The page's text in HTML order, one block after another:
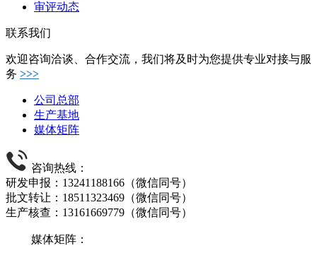
审评动态
联系我们
欢迎咨询洽谈、合作交流，我们将及时为您提供专业对接与服
务 >>>
公司总部
生产基地
媒体矩阵
咨询热线：
研发申报：13241188166（微信同号）
批文转让：18511323469（微信同号）
生产核查：13161669779（微信同号）
媒体矩阵：